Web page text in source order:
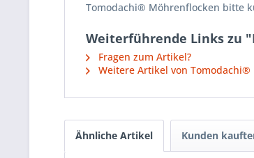
Tomodachi® Möhrenflocken bitte
Weiterführende Links zu
Fragen zum Artikel?
Weitere Artikel von Tomodachi®
Ähnliche Artikel Kunden